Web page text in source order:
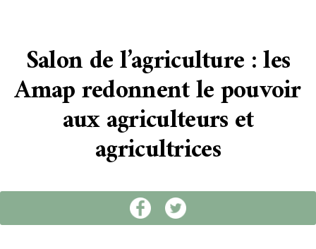
Salon de l’agriculture : les
Amap redonnent le pouvoir
aux agriculteurs et
agricultrices